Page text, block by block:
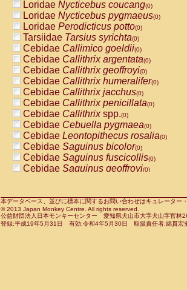
AtelidaeLagothrix lagothricha cana
PitheciidaeCacajao calvus
PitheciidaeCallicebus cupreus
PitheciidaeCallicebus donacophilus
PitheciidaeCallicebus moloch
PitheciidaeCallicebus torquatus
PitheciidaeCallicebusspp.(0)
PitheciidaeChiropotes satanas(0)
PitheciidaePithecia monachus
PitheciidaePithecia pithecia(0)
CercopithecidaeCercocebus agilis
CercopithecidaeCercocebus
CercopithecidaeCercocebus
CercopithecidaeCercocebus
CercopithecidaeCercocebus
CercopithecidaeCercocebushybrid
CercopithecidaePapio anubis(0)
CercopithecidaePapio cynocephalus
CercopithecidaePapio hamadryas(0)
Loridae Nycticebus coucang(0)
Loridae Nycticebus pygmaeus(0)
Loridae Perodicticus potto(0)
Tarsiidae Tarsius syrichta(0)
Cebidae Callimico goeldii(0)
Cebidae Callithrix argentata(0)
Cebidae Callithrix geoffroyi(0)
Cebidae Callithrix humeralifer(0)
Cebidae Callithrix jacchus(0)
Cebidae Callithrix penicillata(0)
Cebidae Callithrixspp.(0)
Cebidae Cebuella pygmaea(0)
Cebidae Leontopithecus rosalia(0)
Cebidae Saguinus bicolor(0)
Cebidae Saguinus fuscicollis(0)
Cebidae Saguinus geoffroyi(0)
CebidaeSaguinus leucopus(0)
CebidaeSaguinus midas(0)
Cebidae Saguinus mystax(0)
本データベース、並びに標本に関するお問い合わせはキュレータ
© 2013 Japan Monkey Centre. All rights reserved.
公益財団法人日本モンキーセンター 愛知県犬山市大字犬山字官
登録:平成19年5月31日 有効:令和4年5月30日 取扱責任者:綿貫宏